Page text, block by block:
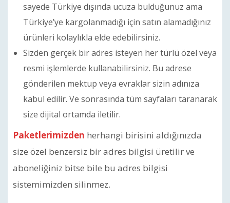
sayede Türkiye dışında ucuza bulduğunuz ama
Türkiye’ye kargolanmadığı için satın alamadığınız
ürünleri kolaylıkla elde edebilirsiniz.
Sizden gerçek bir adres isteyen her türlü özel veya
resmi işlemlerde kullanabilirsiniz. Bu adrese
gönderilen mektup veya evraklar sizin adınıza
kabul edilir. Ve sonrasında tüm sayfaları taranarak
size dijital ortamda iletilir.
Paketlerimizden herhangi birisini aldığınızda
size özel benzersiz bir adres bilgisi üretilir ve
aboneliğiniz bitse bile bu adres bilgisi
sistemimizden silinmez.